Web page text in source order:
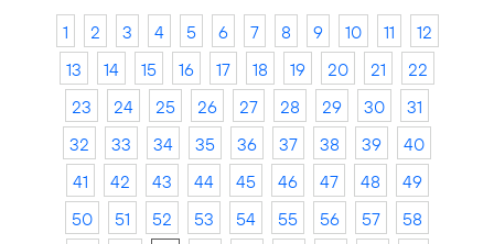
1 2 3 4 5 6 7 8 9 10 11
12
13
14 15 16 17 18 19 20 21
22
23
24 25 26 27 28 29 30
31
32
33 34 35 36 37 38 39
40
41
42 43 44 45 46 47 48
49
50
51 52 53 54 55 56 57
58